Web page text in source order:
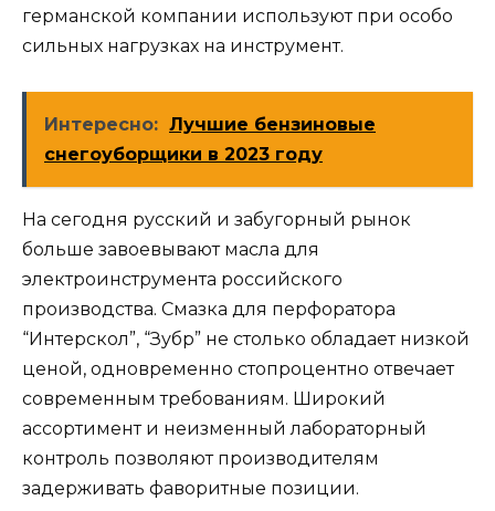
германской компании используют при особо
сильных нагрузках на инструмент.
Интересно: Лучшие бензиновые
снегоуборщики в 2023 году
На сегодня русский и забугорный рынок
больше завоевывают масла для
электроинструмента российского
производства. Смазка для перфоратора
“Интерскол”, “Зубр” не столько обладает низкой
ценой, одновременно стопроцентно отвечает
современным требованиям. Широкий
ассортимент и неизменный лабораторный
контроль позволяют производителям
задерживать фаворитные позиции.